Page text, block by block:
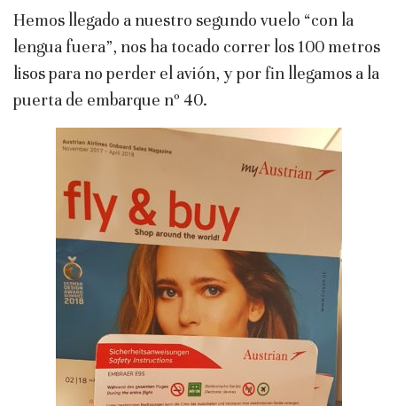
Hemos llegado a nuestro segundo vuelo “con la
lengua fuera”, nos ha tocado correr los 100 metros
lisos para no perder el avión, y por fin llegamos a la
puerta de embarque nº 40.